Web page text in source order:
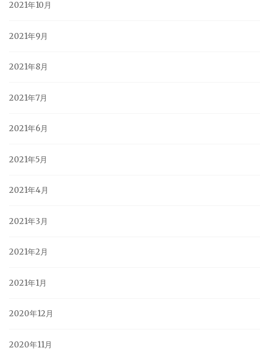
2021年10月
2021年9月
2021年8月
2021年7月
2021年6月
2021年5月
2021年4月
2021年3月
2021年2月
2021年1月
2020年12月
2020年11月